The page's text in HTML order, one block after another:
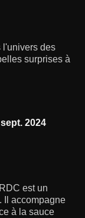
l'univers des
surprises à
2024
est un
Il accompagne
à la sauce